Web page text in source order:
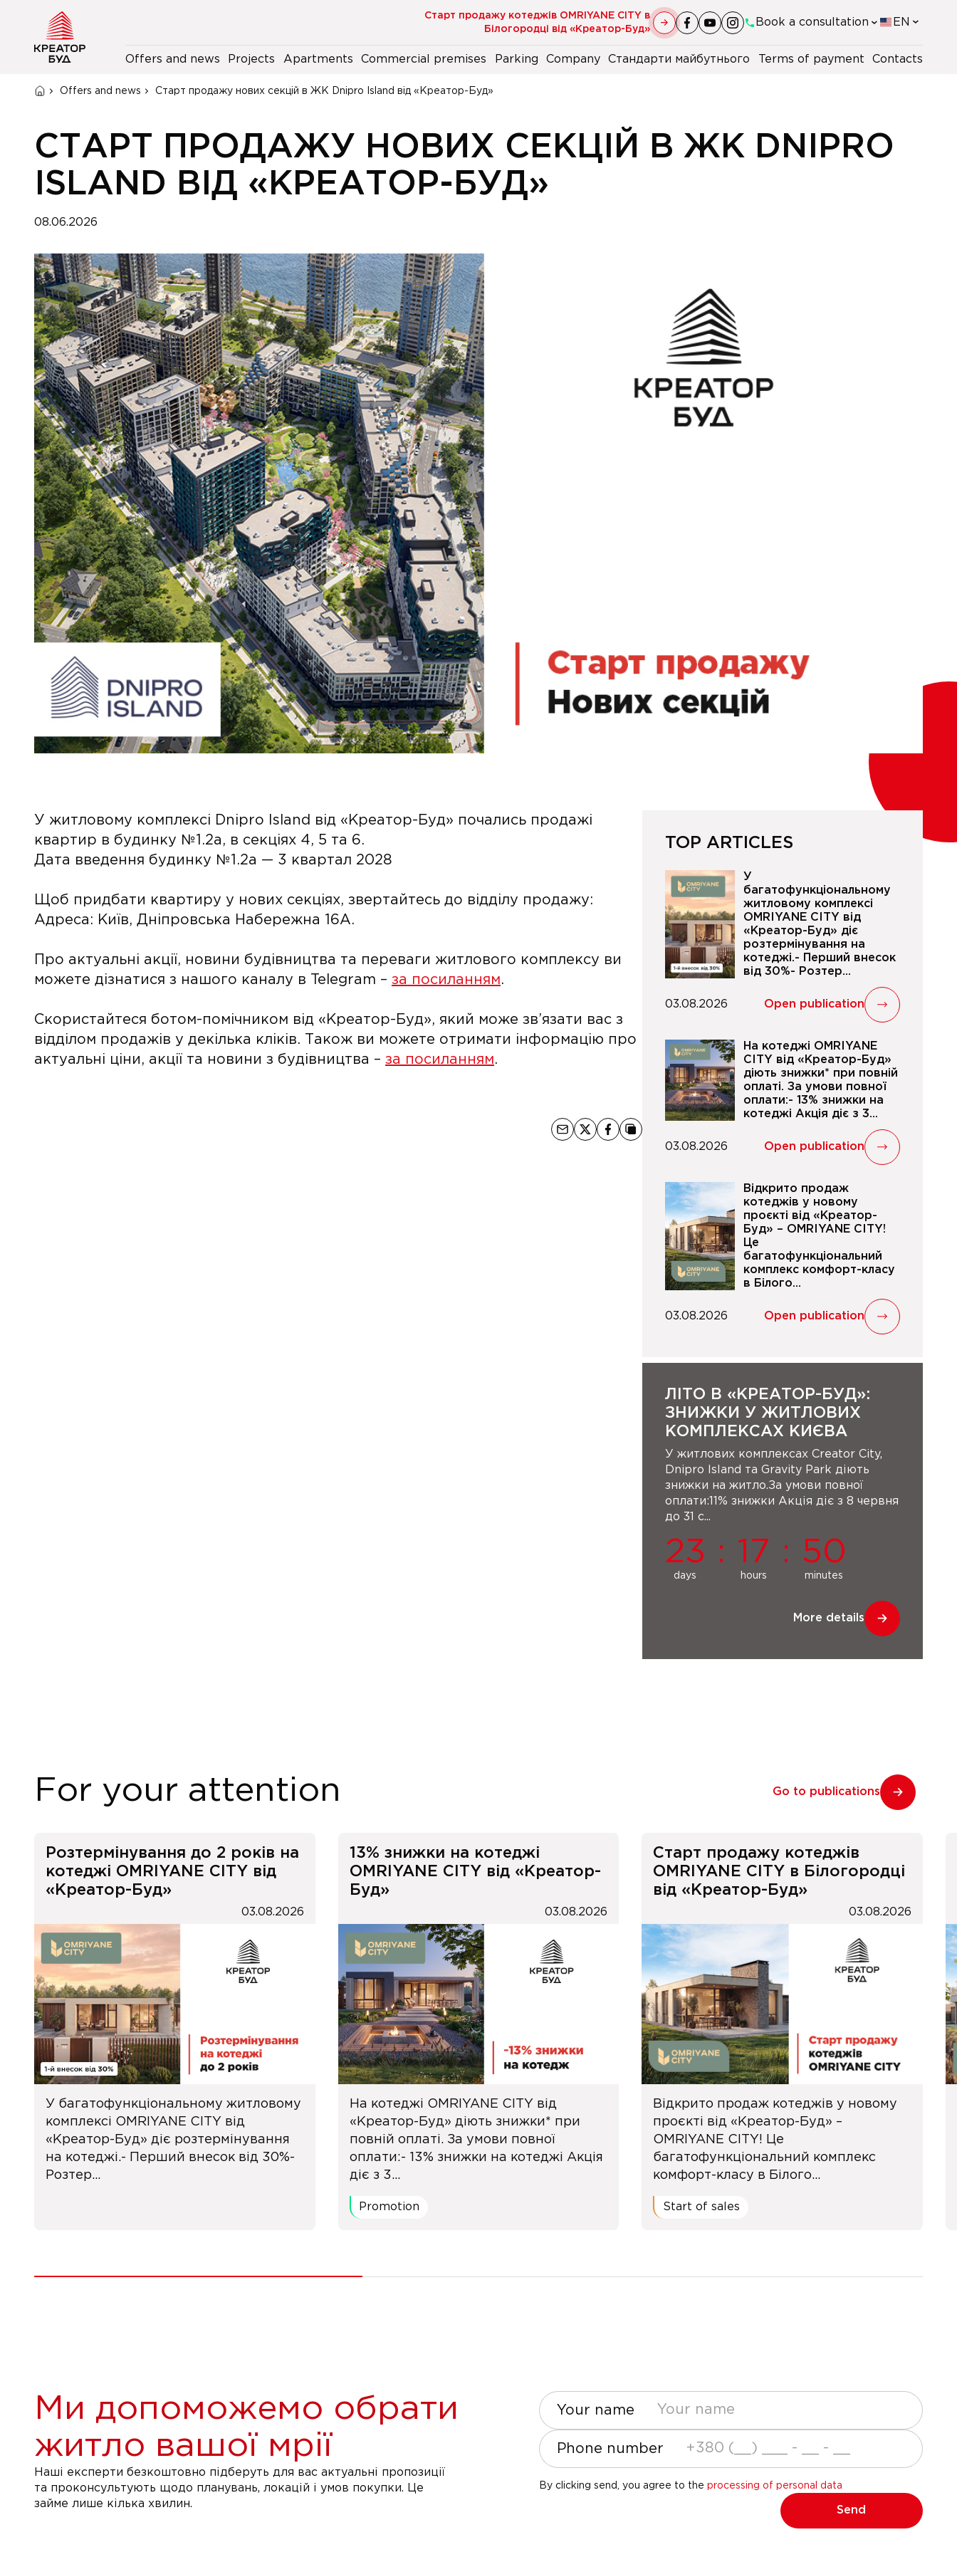
Старт продажу котеджів OMRIYANE CITY в
Білогородці від «Креатор-Буд»
Book a consultation EN
Offers and news Projects Apartments Commercial premises Parking Company Стандарти майбутнього Terms of payment Contacts
Offers and news Старт продажу нових секцій в ЖК Dnipro Island від «Креатор-Буд»
СТАРТ ПРОДАЖУ НОВИХ СЕКЦІЙ В ЖК DNIPRO
ISLAND ВІД «КРЕАТОР-БУД»
08.06.2026
У житловому комплексі Dnipro Island від «Креатор-Буд» почались продажі
квартир в будинку №1.2а, в секціях 4, 5 та 6.
Дата введення будинку №1.2а — 3 квартал 2028
Щоб придбати квартиру у нових секціях, звертайтесь до відділу продажу:
Адреса: Київ, Дніпровська Набережна 16А.
Про актуальні акції, новини будівництва та переваги житлового комплексу ви
можете дізнатися з нашого каналу в Telegram – за посиланням.
Скористайтеся ботом-помічником від «Креатор-Буд», який може зв’язати вас з
відділом продажів у декілька кліків. Також ви можете отримати інформацію про
актуальні ціни, акції та новини з будівництва – за посиланням.
TOP ARTICLES
У
багатофункціональному
житловому комплексі
OMRIYANE CITY від
«Креатор-Буд» діє
розтермінування на
котеджі.- Перший внесок
від 30%- Розтер...
03.08.2026 Open publication
На котеджі OMRIYANE
CITY від «Креатор-Буд»
діють знижки* при повній
оплаті. За умови повної
оплати:- 13% знижки на
котеджі Акція діє з 3...
03.08.2026 Open publication
Відкрито продаж
котеджів у новому
проєкті від «Креатор-
Буд» – OMRIYANE CITY!
Це
багатофункціональний
комплекс комфорт-класу
в Білого...
03.08.2026 Open publication
ЛІТО В «КРЕАТОР-БУД»:
ЗНИЖКИ У ЖИТЛОВИХ
КОМПЛЕКСАХ КИЄВА
У житлових комплексах Creator City,
Dnipro Island та Gravity Park діють
знижки на житло.За умови повної
оплати:11% знижки Акція діє з 8 червня
до 31 с...
23
days
: 17
hours
: 50
minutes
More details
For your attention Go to publications
Розтермінування до 2 років на
котеджі OMRIYANE CITY від
«Креатор-Буд»
03.08.2026
У багатофункціональному житловому
комплексі OMRIYANE CITY від
«Креатор-Буд» діє розтермінування
на котеджі.- Перший внесок від 30%-
Розтер...
13% знижки на котеджі
OMRIYANE CITY від «Креатор-
Буд»
03.08.2026
На котеджі OMRIYANE CITY від
«Креатор-Буд» діють знижки* при
повній оплаті. За умови повної
оплати:- 13% знижки на котеджі Акція
діє з 3...
Promotion
Старт продажу котеджів
OMRIYANE CITY в Білогородці
від «Креатор-Буд»
03.08.2026
Відкрито продаж котеджів у новому
проєкті від «Креатор-Буд» –
OMRIYANE CITY! Це
багатофункціональний комплекс
комфорт-класу в Білого...
Start of sales
Ми допоможемо обрати
житло вашої мрії
Наші експерти безкоштовно підберуть для вас актуальні пропозиції
та проконсультують щодо планувань, локацій і умов покупки. Це
займе лише кілька хвилин.
Your name
Phone number
By clicking send, you agree to the processing of personal data
Send